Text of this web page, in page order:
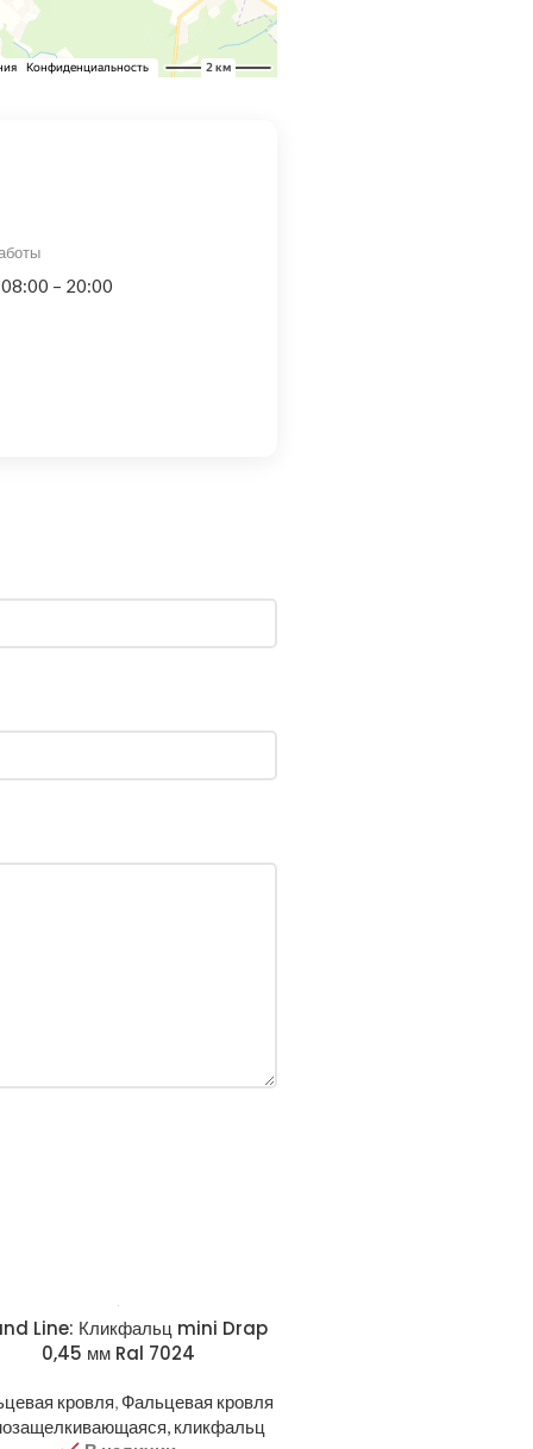
– 20:00
Line: Кликфальц mini Drap
0,45 мм Ral 7024
кровля, Фальцевая кровля
кликфальц